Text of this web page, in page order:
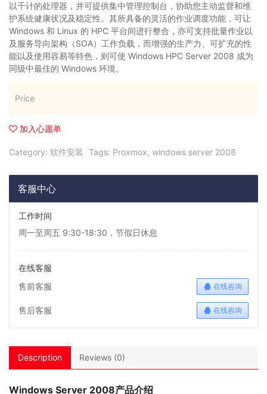
以千计的处理器，并可提供集中管理控制台，协助您主动监督和维
护系统健康状况及稳定性。其所具备的灵活的作业调度功能，可让
Windows 和 Linux 的 HPC 平台间进行整合，亦可支持批量作业以
及服务导向架构（SOA）工作负载，而增强的生产力、可扩充的性
能以及使用容易等特色，则可使 Windows HPC Server 2008 成为
同级中最佳的 Windows 环境。
Price
加入心愿单
Category: 软件安装 Tags: Proxmox, windows server 2008
客服中心
工作时间
周一至周五 9:30-18:30，节假日休息
在线客服
售前客服
在线咨询
售后客服 在线咨询
Description Reviews (0)
Windows Server 2008产品介绍